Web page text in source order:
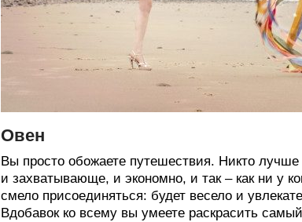
Овен
Вы просто обожаете путешествия. Никто
и захватывающе, и экономно, и так – как ни у
смело присоединяться: будет весело и
Вдобавок ко всему вы умеете раскрасить